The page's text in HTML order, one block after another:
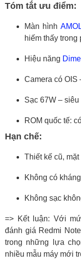
Tóm tắt ưu điểm:
Màn hình
hiếm thấy trong
Hiệu năng
Camera có OIS
Sạc 67W –
ROM quốc tế:
Hạn chế:
Thiết kế cũ,
Không có
Không sạc
=> Kết luận: Với
đánh giá Redmi
trong những lựa
nhiều mẫu máy mới